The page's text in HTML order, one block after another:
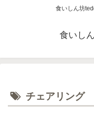
食いしん坊
食いし
チェアリング